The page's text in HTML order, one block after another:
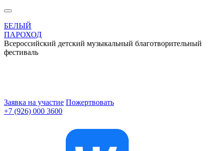
БЕЛЫЙ
ПАРОХОД
Всероссийский детский музыкальный благотворительный
фестиваль
Заявка на участие Пожертвовать
+7 (926) 000 3600